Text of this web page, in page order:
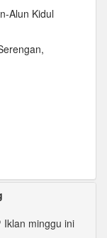
Alun Kidul
Iklan minggu ini